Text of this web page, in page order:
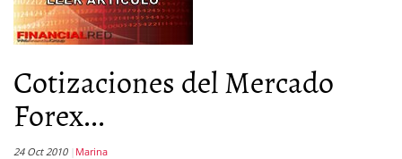
Cotizaciones del Mercado
Forex...
24 Oct 2010 Marina